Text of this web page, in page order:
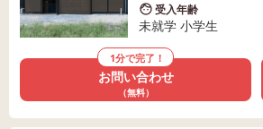
受入年齢
未就学 小学生
1分で完了！
お問い合わせ
（無料）